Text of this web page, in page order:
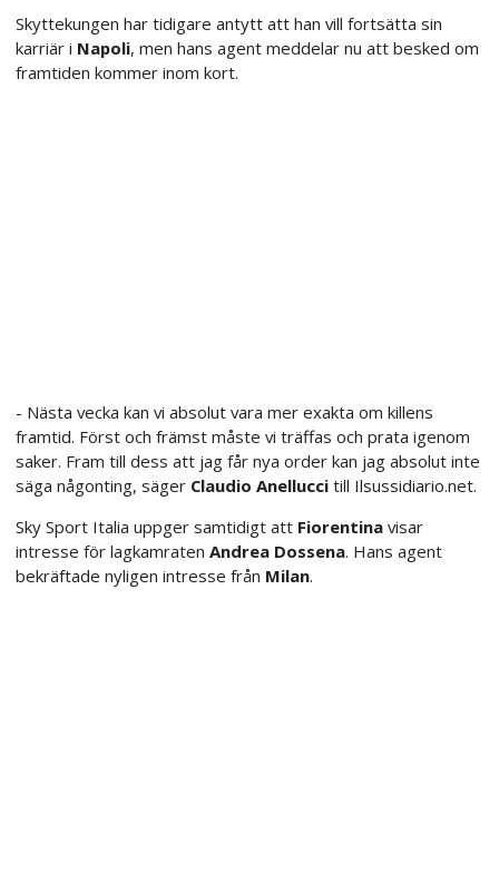
Skyttekungen har tidigare antytt att han vill fortsätta sin
karriär i Napoli, men hans agent meddelar nu att besked om
framtiden kommer inom kort.
- Nästa vecka kan vi absolut vara mer exakta om killens
framtid. Först och främst måste vi träffas och prata igenom
saker. Fram till dess att jag får nya order kan jag absolut inte
säga någonting, säger Claudio Anellucci till Ilsussidiario.net.
Sky Sport Italia uppger samtidigt att Fiorentina visar
intresse för lagkamraten Andrea Dossena. Hans agent
bekräftade nyligen intresse från Milan.